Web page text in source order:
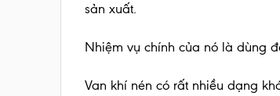
sản xuất.
Nhiệm vụ chính của nó là dùng
Van khí nén có rất nhiều dạng